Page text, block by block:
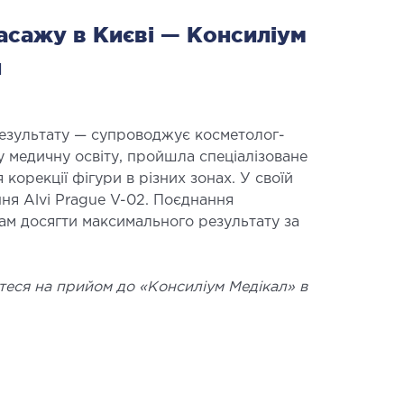
в Києві — Консиліум
— супроводжує косметолог-
освіту, пройшла спеціалізоване
фігури в різних зонах. У своїй
Alvi Prague V-02. Поєднання
досягти максимального результату за
на прийом до «Консиліум Медікал» в